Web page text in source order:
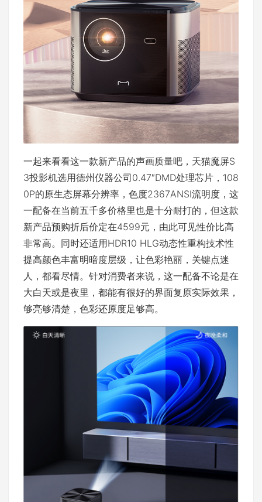
一起来看看这一款新产品的声画质量吧，天猫魔屏S
3投影机选用德州仪器公司0.47″DMD处理芯片，108
0P的原生态屏幕分辨率，色度2367ANSI流明度，这
一配备在当前五千多价格里也是十分耐打的，但这款
新产品预购折后价定在4599元，由此可见性价比高
非常高。同时还适用HDR10 HLG动态性重构技术性
提高颜色丰富明暗度层级，让色彩艳丽，关键点迷
人，都看尽情。针对消费者来说，这一配备不论是在
大白天或是夜里，都能有很好的界面复原实际效果，
够亮够清楚，色彩还原度足够高。